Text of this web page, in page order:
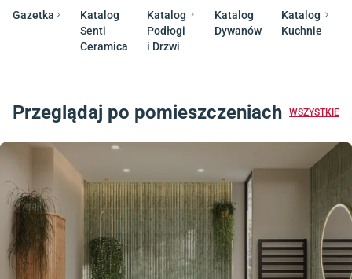
Gazetka
Katalog
Senti
Ceramica
Katalog
Podłogi
i Drzwi
Katalog
Dywanów
Katalog
Kuchnie
Przeglądaj po pomieszczeniach WSZYSTKIE